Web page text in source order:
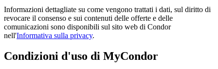
Informazioni dettagliate su come vengono trattati i dati, sul diritto di
revocare il consenso e sui contenuti delle offerte e delle
comunicazioni sono disponibili sul sito web di Condor
nell'Informativa sulla privacy.
Condizioni d'uso di MyCondor